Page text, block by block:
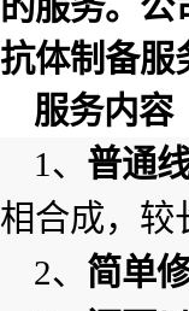
抗体制备服
服务内容
1、 普通
相合成，较
2、 简单